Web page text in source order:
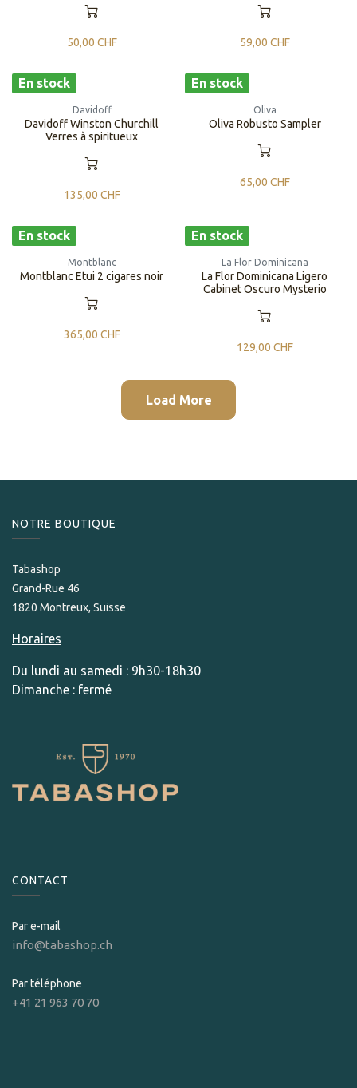
50,00 CHF 59,00 CHF
En stock
Davidoff
Davidoff Winston Churchill
Verres à spiritueux
135,00 CHF
En stock
Oliva
Oliva Robusto Sampler
65,00 CHF
En stock
Montblanc
Montblanc Etui 2 cigares noir
365,00 CHF
En stock
La Flor Dominicana
La Flor Dominicana Ligero
Cabinet Oscuro Mysterio
129,00 CHF
Load More
NOTRE BOUTIQUE
Tabashop
Grand-Rue 46
1820 Montreux, Suisse
Horaires
Du lundi au samedi : 9h30-18h30
Dimanche : fermé
CONTACT
Par e-mail
info@tabashop.ch
Par téléphone
+41 21 963 70 70